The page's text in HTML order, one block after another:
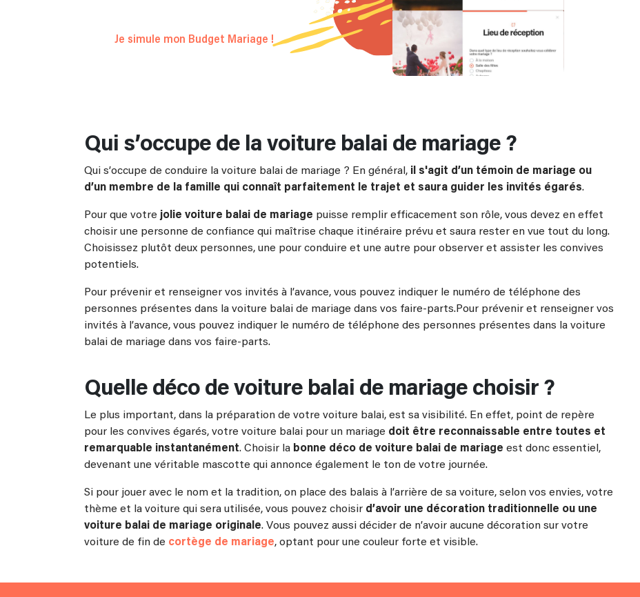
Je simule mon Budget Mariage !
Qui s’occupe de la voiture balai de mariage ?
Qui s’occupe de conduire la voiture balai de mariage ? En général, il s'agit d’un témoin de mariage ou
d’un membre de la famille qui connaît parfaitement le trajet et saura guider les invités égarés.
Pour que votre jolie voiture balai de mariage puisse remplir efficacement son rôle, vous devez en effet
choisir une personne de confiance qui maîtrise chaque itinéraire prévu et saura rester en vue tout du long.
Choisissez plutôt deux personnes, une pour conduire et une autre pour observer et assister les convives
potentiels.
Pour prévenir et renseigner vos invités à l’avance, vous pouvez indiquer le numéro de téléphone des
personnes présentes dans la voiture balai de mariage dans vos faire-parts.Pour prévenir et renseigner vos
invités à l’avance, vous pouvez indiquer le numéro de téléphone des personnes présentes dans la voiture
balai de mariage dans vos faire-parts.
Quelle déco de voiture balai de mariage choisir ?
Le plus important, dans la préparation de votre voiture balai, est sa visibilité. En effet, point de repère
pour les convives égarés, votre voiture balai pour un mariage doit être reconnaissable entre toutes et
remarquable instantanément. Choisir la bonne déco de voiture balai de mariage est donc essentiel,
devenant une véritable mascotte qui annonce également le ton de votre journée.
Si pour jouer avec le nom et la tradition, on place des balais à l’arrière de sa voiture, selon vos envies, votre
thème et la voiture qui sera utilisée, vous pouvez choisir d’avoir une décoration traditionnelle ou une
voiture balai de mariage originale. Vous pouvez aussi décider de n’avoir aucune décoration sur votre
voiture de fin de cortège de mariage, optant pour une couleur forte et visible.